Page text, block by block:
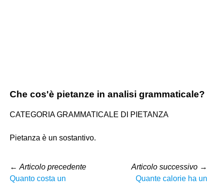
Che cos'è pietanze in analisi grammaticale?
CATEGORIA GRAMMATICALE DI PIETANZA
Pietanza è un sostantivo.
← Articolo precedente
Quanto costa un
Articolo successivo →
Quante calorie ha un